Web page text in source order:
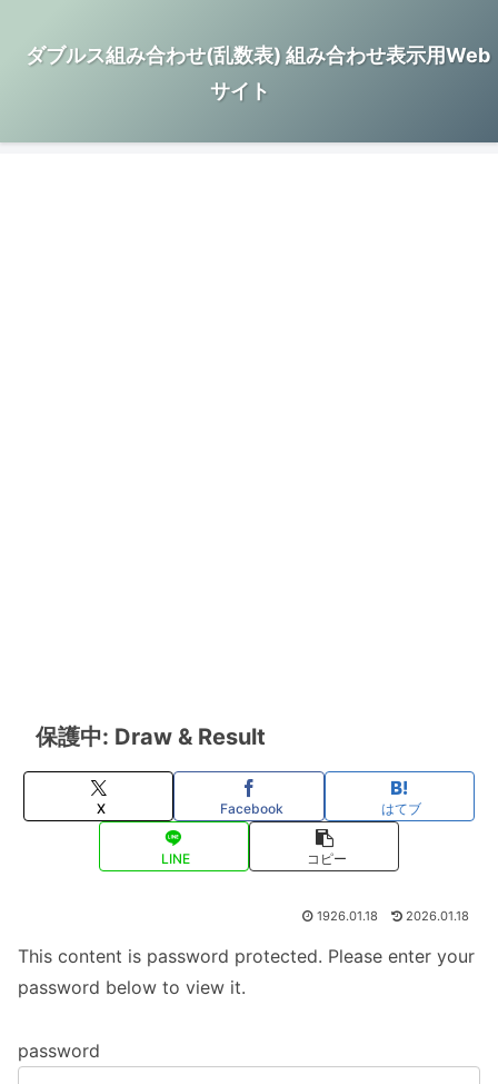
ダブルス組み合わせ(乱数表) 組み合わせ表示用Web
サイト
保護中: Draw & Result
X Facebook はてブ
LINE コピー
1926.01.18 2026.01.18
This content is password protected. Please enter your
password below to view it.
password